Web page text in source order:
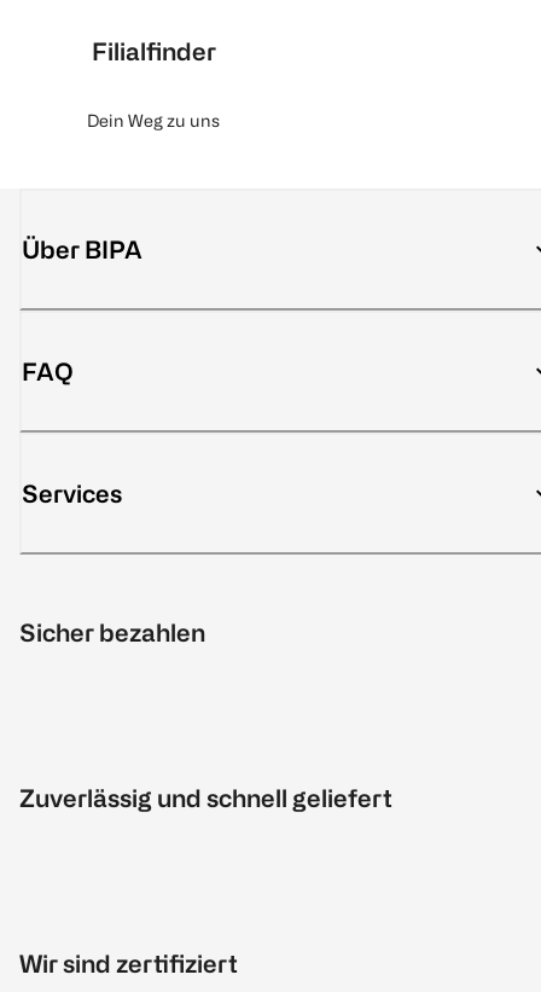
Filialfinder
Dein Weg zu uns
Über BIPA
FAQ
Services
Sicher bezahlen
Zuverlässig und schnell geliefert
Wir sind zertifiziert